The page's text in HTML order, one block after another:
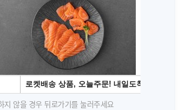
지 않을 경우 뒤로가기를 눌러주세요